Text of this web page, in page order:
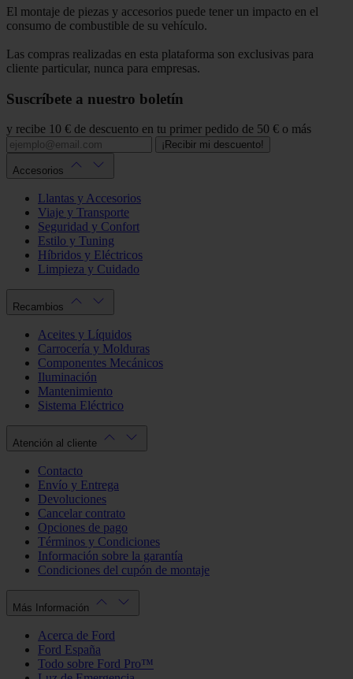
El montaje de piezas y accesorios puede tener un impacto en el
consumo de combustible de su vehículo.
Las compras realizadas en esta plataforma son exclusivas para
cliente particular, nunca para empresas.
Suscríbete a nuestro boletín
y recibe 10 € de descuento en tu primer pedido de 50 € o más
¡Recibir mi descuento!
Accesorios
Llantas y Accesorios
Viaje y Transporte
Seguridad y Confort
Estilo y Tuning
Híbridos y Eléctricos
Limpieza y Cuidado
Recambios
Aceites y Líquidos
Carrocería y Molduras
Componentes Mecánicos
Iluminación
Mantenimiento
Sistema Eléctrico
Atención al cliente
Contacto
Envío y Entrega
Devoluciones
Cancelar contrato
Opciones de pago
Términos y Condiciones
Información sobre la garantía
Condiciones del cupón de montaje
Más Información
Acerca de Ford
Ford España
Todo sobre Ford Pro™